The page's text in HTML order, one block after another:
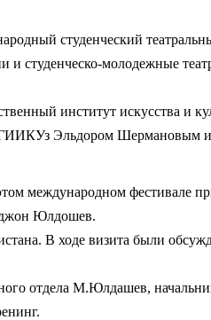
студенческий
и студенческо-молодежные
институт искусства и
ГИИКУз Эльдором Шермановым
международном фестивале
Юлдошев.
В ходе визита были
отдела М.Юлдашев,